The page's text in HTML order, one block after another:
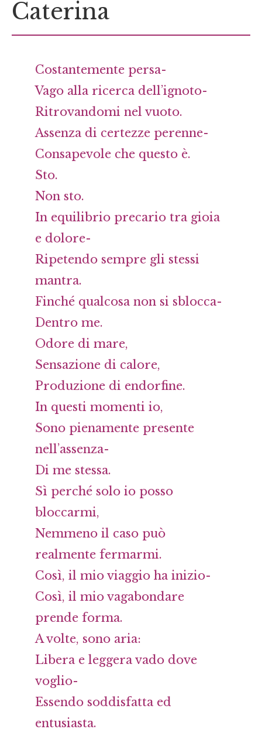
Caterina
Costantemente persa-
Vago alla ricerca dell’ignoto-
Ritrovandomi nel vuoto.
Assenza di certezze perenne-
Consapevole che questo è.
Sto.
Non sto.
In equilibrio precario tra gioia
e dolore-
Ripetendo sempre gli stessi
mantra.
Finché qualcosa non si sblocca-
Dentro me.
Odore di mare,
Sensazione di calore,
Produzione di endorfine.
In questi momenti io,
Sono pienamente presente
nell’assenza-
Di me stessa.
Sì perché solo io posso
bloccarmi,
Nemmeno il caso può
realmente fermarmi.
Così, il mio viaggio ha inizio-
Così, il mio vagabondare
prende forma.
A volte, sono aria:
Libera e leggera vado dove
voglio-
Essendo soddisfatta ed
entusiasta.